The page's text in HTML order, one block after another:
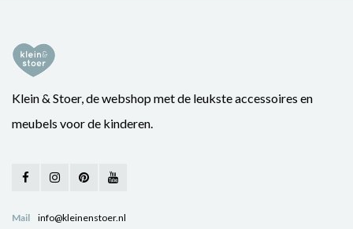
Klein & Stoer, de webshop met de leukste accessoires en
meubels voor de kinderen.
Mail info@kleinenstoer.nl